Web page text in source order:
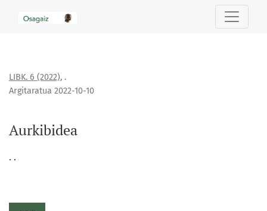
LIBK. 6 (2022), .
Aurkibidea
Argitaratua 2022-10-10
. .